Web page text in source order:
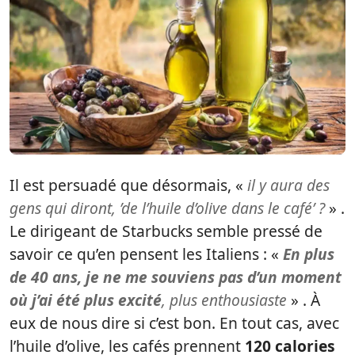
Il est persuadé que désormais, « il y aura des
gens qui diront, ’de l’huile d’olive dans le café’ ?» .
Le dirigeant de Starbucks semble pressé de
savoir ce qu’en pensent les Italiens : « En plus
de 40 ans, je ne me souviens pas d’un moment
où j’ai été plus excité, plus enthousiaste » . À
eux de nous dire si c’est bon. En tout cas, avec
l’huile d’olive, les cafés prennent 120 calories